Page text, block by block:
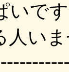
いです
人い